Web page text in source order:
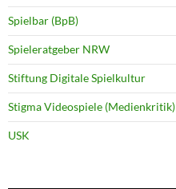
Spielbar (BpB)
Spieleratgeber NRW
Stiftung Digitale Spielkultur
Stigma Videospiele (Medienkritik)
USK